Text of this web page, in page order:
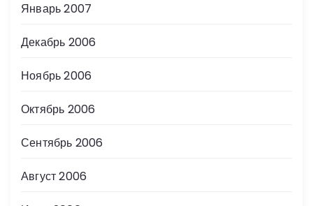
Январь 2007
Декабрь 2006
Ноябрь 2006
Октябрь 2006
Сентябрь 2006
Август 2006